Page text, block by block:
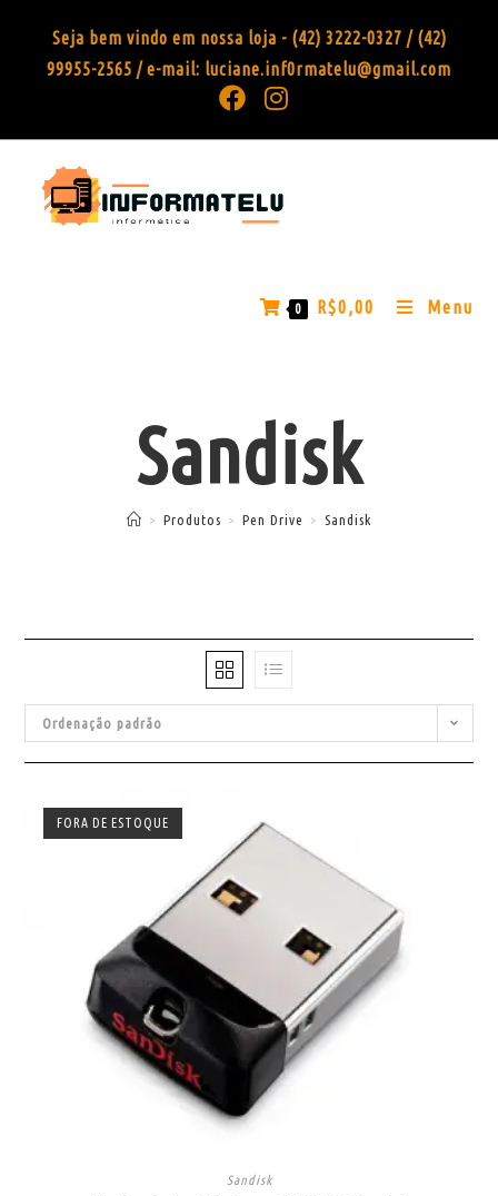
Seja bem vindo em nossa loja - (42) 3222-0327 / (42)
99955-2565 / e-mail: luciane.inf0rmatelu@gmail.com
0 R$0,00 Menu
Sandisk
> Produtos > Pen Drive > Sandisk
Ordenação padrão
FORA DE ESTOQUE
Sandisk